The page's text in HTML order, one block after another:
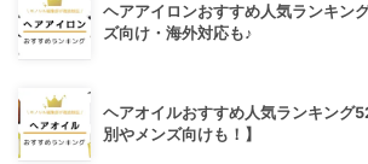
ヘアアイロンおすすめ人気ランキン
ズ向け・海外対応も♪
ヘアオイルおすすめ人気ランキング
別やメンズ向けも！】